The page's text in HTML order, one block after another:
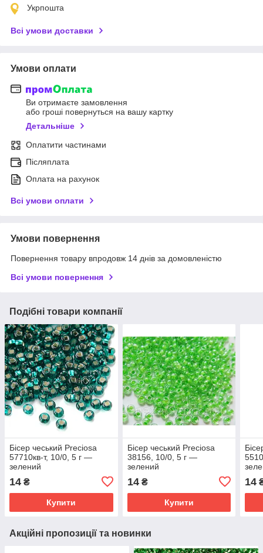
Укрпошта
Всі умови доставки
Умови оплати
Ви отримаєте замовлення
або гроші повернуться на вашу картку
Детальніше
Оплатити частинами
Післяплата
Оплата на рахунок
Всі умови оплати
Умови повернення
Повернення товару впродовж 14 днів за домовленістю
Всі умови повернення
Подібні товари компанії
Бісер чеський Preciosa
57710кв-т, 10/0, 5 г —
зелений
14 ₴
Купити
Бісер чеський Preciosa
38156, 10/0, 5 г —
зелений
14₴
Купити
14
Акційні пропозиції та новинки